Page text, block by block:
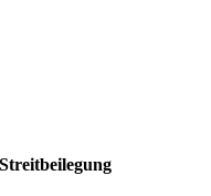
Streitbeilegung